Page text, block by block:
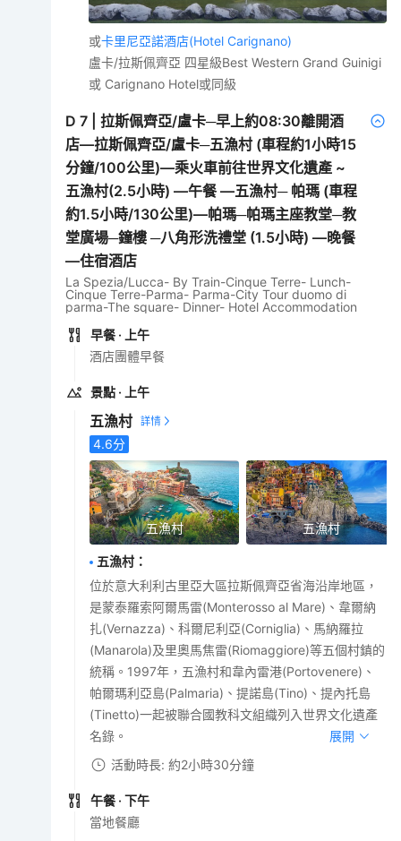
或卡里尼亞諾酒店(Hotel Carignano)
盧卡/拉斯佩齊亞 四星級Best Western Grand Guinigi
或 Carignano Hotel或同級
D7 |拉斯佩齊亞/盧卡─早上約08:30離開酒
店—拉斯佩齊亞/盧卡─五漁村 (車程約1小時15
分鐘/100公里)—乘火車前往世界文化遺產 ~
五漁村(2.5小時) —午餐 —五漁村─ 帕瑪 (車程
約1.5小時/130公里)—帕瑪─帕瑪主座教堂─教
堂廣場─鐘樓 ─八角形洗禮堂 (1.5小時) —晚餐
—住宿酒店
La Spezia/Lucca- By Train-Cinque Terre- Lunch-
Cinque Terre-Parma- Parma-City Tour duomo di
parma-The square- Dinner- Hotel Accommodation
早餐 · 上午
酒店團體早餐
景點 · 上午
五漁村
4.6分
五漁村 五漁村
五漁村 ：
位於意大利利古里亞大區拉斯佩齊亞省海沿岸地區，
是蒙泰羅索阿爾馬雷(Monterosso al Mare)、韋爾納
扎(Vernazza)、科爾尼利亞(Corniglia)、馬納羅拉
(Manarola)及里奧馬焦雷(Riomaggiore)等五個村鎮的
統稱。1997年，五漁村和韋內雷港(Portovenere)、
帕爾瑪利亞島(Palmaria)、提諾島(Tino)、提內托島
(Tinetto)一起被聯合國教科文組織列入世界文化遺產
名錄。
展開
活動時長: 約2小時30分鐘
午餐 · 下午
當地餐廳